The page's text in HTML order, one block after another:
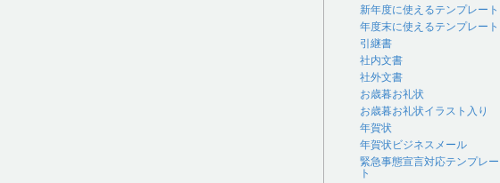
新年度に使えるテンプレート
年度末に使えるテンプレート
引継書
社内文書
社外文書
お歳暮お礼状
お歳暮お礼状イラスト入り
年賀状
年賀状ビジネスメール
緊急事態宣言対応テンプレー
ト